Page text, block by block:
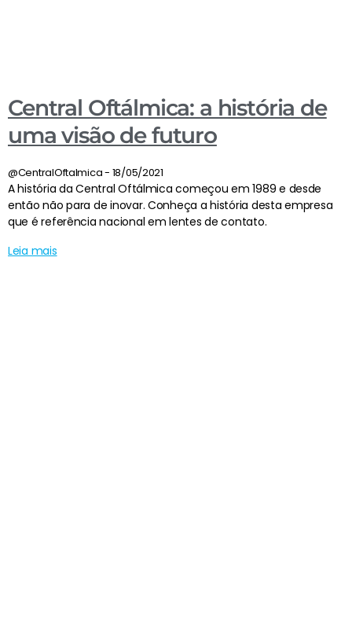
Central Oftálmica: a história de
uma visão de futuro
@CentralOftalmica 18/05/2021
A história da Central Oftálmica começou em 1989 e desde
então não para de inovar. Conheça a história desta empresa
que é referência nacional em lentes de contato.
Leia mais